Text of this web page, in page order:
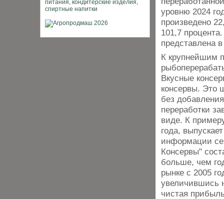
уровню 2024
произведено
101,7
представлена
К крупнейшим
Вкусные
консервы. Это
без
переработки
виде. К
года,
информации
Консервы"
больше, чем
рынке с 2005
увеличившись
чистая